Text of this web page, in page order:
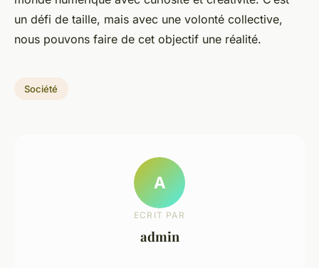
un défi de taille, mais avec une volonté collective,
nous pouvons faire de cet objectif une réalité.
Société
A
ECRIT PAR
admin